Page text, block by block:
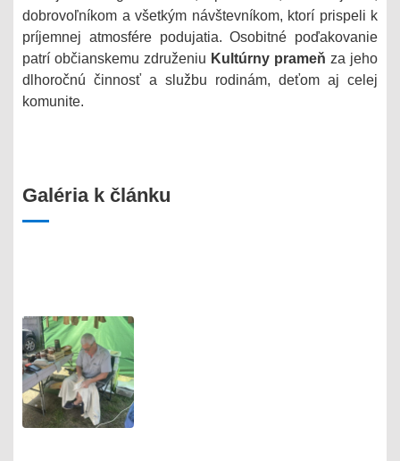
dobrovoľníkom a všetkým návštevníkom, ktorí prispeli k
príjemnej atmosfére podujatia. Osobitné poďakovanie
patrí občianskemu združeniu Kultúrny prameň za jeho
dlhoročnú činnosť a službu rodinám, deťom aj celej
komunite.
Galéria k článku